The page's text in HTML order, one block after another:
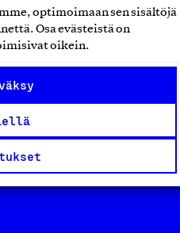
optimoimaan sen sisältöjä
Osa evästeistä on
oikein.
merkki